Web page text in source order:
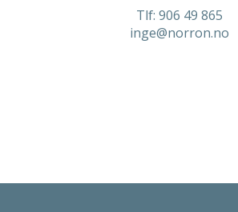
Tlf: 906 49 865
inge@norron.no